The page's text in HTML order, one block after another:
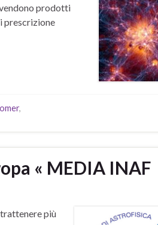
prodotti
prescrizione
,
« MEDIA INAF
più